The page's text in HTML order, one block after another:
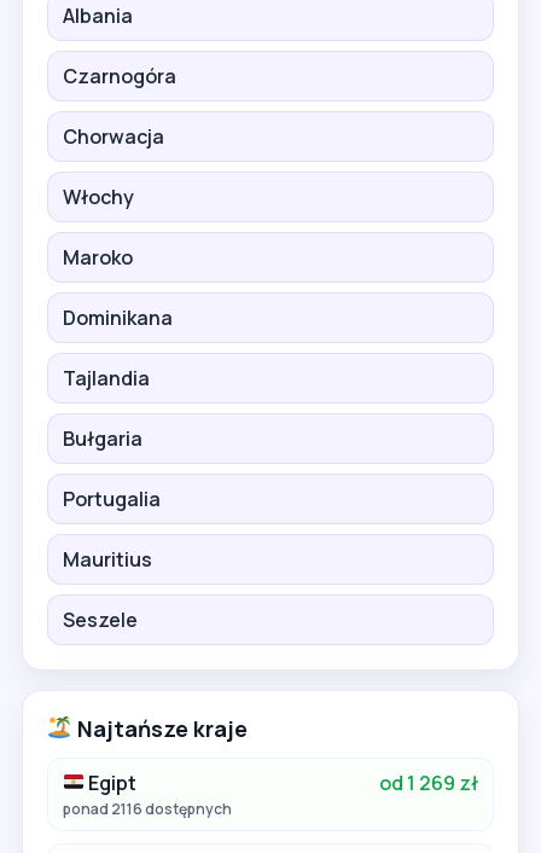
Albania
Czarnogóra
Chorwacja
Włochy
Maroko
Dominikana
Tajlandia
Bułgaria
Portugalia
Mauritius
Seszele
Najtańsze kraje
Egipt od 1 269 zł
ponad 2116 dostępnych